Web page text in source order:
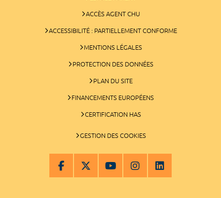
ACCÈS AGENT CHU
ACCESSIBILITÉ : PARTIELLEMENT CONFORME
MENTIONS LÉGALES
PROTECTION DES DONNÉES
PLAN DU SITE
FINANCEMENTS EUROPÉENS
CERTIFICATION HAS
GESTION DES COOKIES